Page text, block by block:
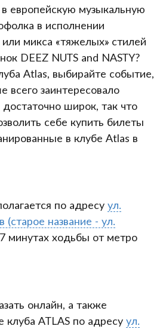
в европейскую музыкальную
в исполнении
микса «тяжелых» стилей
DEEZ NUTS and NASTY?
Atlas, выбирайте событие,
всего заинтересовало
широк, так что
себе купить билеты
в клубе Atlas в
по адресу ул.
(старое название - ул.
минутах ходьбы от метро
онлайн, а также
клуба ATLAS по адресу ул.